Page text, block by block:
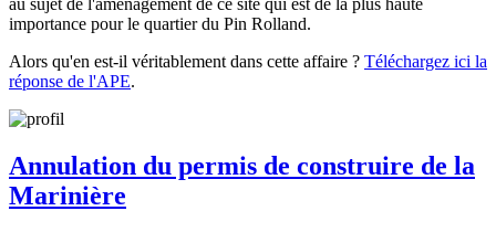
au sujet de l'aménagement de ce site qui est de la plus haute
importance pour le quartier du Pin Rolland.
Alors qu'en est-il véritablement dans cette affaire ? Téléchargez ici la
réponse de l'APE.
Annulation du permis de construire de la
Marinière